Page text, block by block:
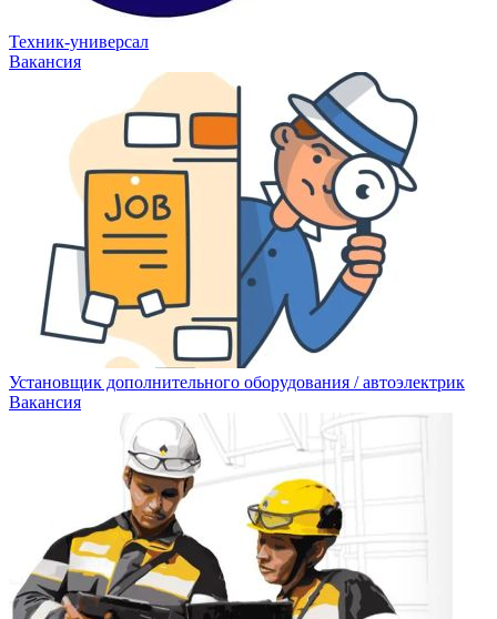
Техник-универсал
Вакансия
Установщик дополнительного оборудования / автоэлектрик
Вакансия